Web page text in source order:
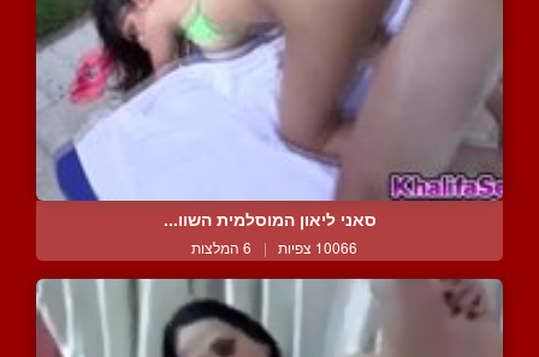
סאני ליאון המוסלמית השוו...
10066 צפיות | 6 המלצות